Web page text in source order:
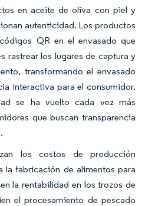
en aceite de oliva con piel y
autenticidad. Los productos
QR en el envasado que
rastrear los lugares de captura y
transformando el envasado
interactiva para el consumidor.
se ha vuelto cada vez más
que buscan transparencia
los costos de producción
la fabricación de alimentos para
la rentabilidad en los trozos de
el procesamiento de pescado